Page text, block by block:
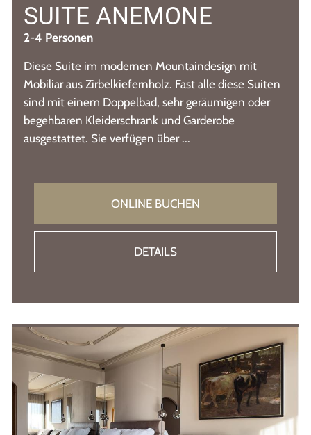
SUITE ANEMONE
2-4 Personen
Diese Suite im modernen Mountaindesign mit
Mobiliar aus Zirbelkiefernholz. Fast alle diese Suiten
sind mit einem Doppelbad, sehr geräumigen oder
begehbaren Kleiderschrank und Garderobe
ausgestattet. Sie verfügen über ...
ONLINE BUCHEN
DETAILS